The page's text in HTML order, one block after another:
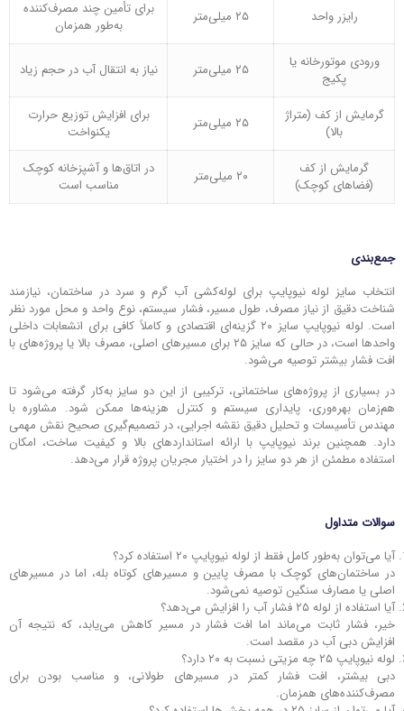
رایزر واحد ۲۵ میلی‌متر
برای تأمین چند مصرف‌کننده
به‌طور همزمان
ورودی موتورخانه یا
پکیج
۲۵ میلی‌متر نیاز به انتقال آب در حجم زیاد
گرمایش از کف (متراژ
بالا)
۲۵ میلی‌متر
برای افزایش توزیع حرارت
یکنواخت
گرمایش از کف
(فضاهای کوچک)
۲۰ میلی‌متر
در اتاق‌ها و آشپزخانه کوچک
مناسب است
جمع‌بندی
انتخاب سایز لوله نیوپایپ برای لوله‌کشی آب گرم و سرد در ساختمان، نیازمند
شناخت دقیق از نیاز مصرف، طول مسیر، فشار سیستم، نوع واحد و محل مورد نظر
است. لوله نیوپایپ سایز ۲۰ گزینه‌ای اقتصادی و کاملاً کافی برای انشعابات داخلی
واحدها است، در حالی که سایز ۲۵ برای مسیرهای اصلی، مصرف بالا یا پروژه‌های با
افت فشار بیشتر توصیه می‌شود.
در بسیاری از پروژه‌های ساختمانی، ترکیبی از این دو سایز به‌کار گرفته می‌شود تا
هم‌زمان بهره‌وری، پایداری سیستم و کنترل هزینه‌ها ممکن شود. مشاوره با
مهندس تأسیسات و تحلیل دقیق نقشه اجرایی، در تصمیم‌گیری صحیح نقش مهمی
دارد. همچنین برند نیوپایپ با ارائه استانداردهای بالا و کیفیت ساخت، امکان
استفاده مطمئن از هر دو سایز را در اختیار مجریان پروژه قرار می‌دهد.
سوالات متداول
آیا می‌توان به‌طور کامل فقط از لوله نیوپایپ ۲۰ استفاده کرد؟
در ساختمان‌های کوچک با مصرف پایین و مسیرهای کوتاه بله، اما در مسیرهای
اصلی یا مصارف سنگین توصیه نمی‌شود.
آیا استفاده از لوله ۲۵ فشار آب را افزایش می‌دهد؟
خیر، فشار ثابت می‌ماند اما افت فشار در مسیر کاهش می‌یابد، که نتیجه آن
افزایش دبی آب در مقصد است.
لوله نیوپایپ ۲۵ چه مزیتی نسبت به ۲۰ دارد؟
دبی بیشتر، افت فشار کمتر در مسیرهای طولانی، و مناسب بودن برای
مصرف‌کننده‌های همزمان.